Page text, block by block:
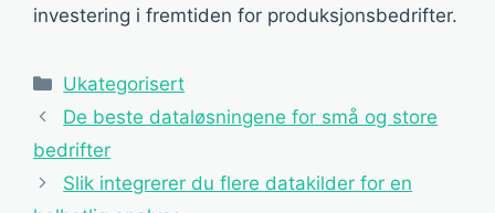
investering i fremtiden for produksjonsbedrifter.
Kategorier
Ukategorisert
De beste dataløsningene for små og store
bedrifter
Slik integrerer du flere datakilder for en